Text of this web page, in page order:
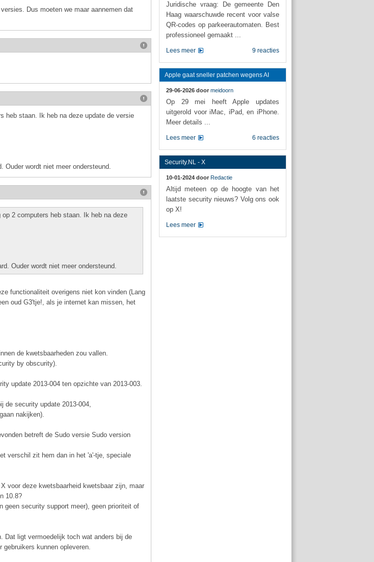
Dus moeten we maar aannemen dat
heb staan. Ik heb na deze update de versie
Ouder wordt niet meer ondersteund.
2 computers heb staan. Ik heb na deze
Ouder wordt niet meer ondersteund.
functionaliteit overigens niet kon vinden (Lang
oud G3'tje!, als je internet kan missen, het
de kwetsbaarheden zou vallen.
by obscurity).
update 2013-004 ten opzichte van 2013-003.
de security update 2013-004,
nakijken).
betreft de Sudo versie Sudo version
verschil zit hem dan in het 'a'-tje, speciale
voor deze kwetsbaarheid kwetsbaar zijn, maar
10.8?
geen security support meer), geen prioriteit of
Dat ligt vermoedelijk toch wat anders bij de
gebruikers kunnen opleveren.
Juridische vraag: De gemeente Den
Haag waarschuwde recent voor valse
QR-codes op parkeerautomaten. Best
professioneel gemaakt ...
9 reacties
Lees meer
Apple gaat sneller patchen wegens AI
29-06-2026 door meidoorn
Op 29 mei heeft Apple updates
uitgerold voor iMac, iPad, en iPhone.
Meer details ...
6 reacties
Lees meer
Security.NL - X
10-01-2024 door Redactie
Altijd meteen op de hoogte van het
laatste security nieuws? Volg ons ook
op X!
Lees meer